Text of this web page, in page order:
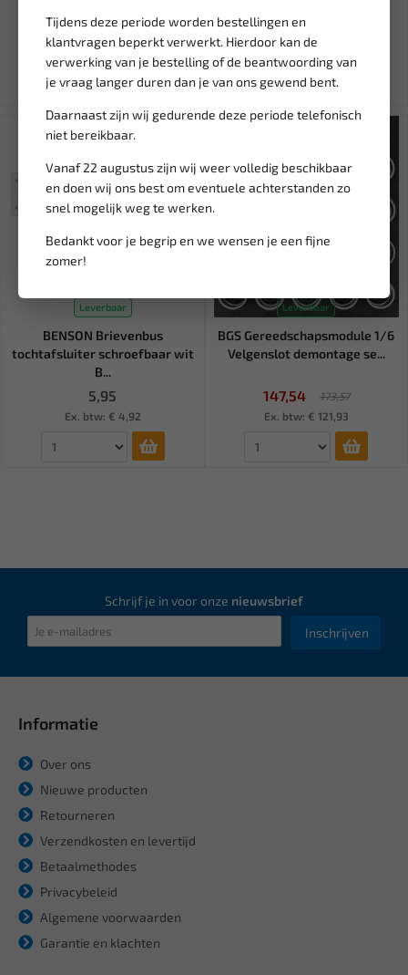
Tijdens deze periode worden bestellingen en
klantvragen beperkt verwerkt. Hierdoor kan de
verwerking van je bestelling of de beantwoording van
je vraag langer duren dan je van ons gewend bent.
Daarnaast zijn wij gedurende deze periode telefonisch
niet bereikbaar.
Vanaf 22 augustus zijn wij weer volledig beschikbaar
en doen wij ons best om eventuele achterstanden zo
snel mogelijk weg te werken.
Bedankt voor je begrip en we wensen je een fijne
zomer!
23,55
27,71
Ex. btw: € 19,47
85,10
Leverbaar
BENSON Brievenbus
tochtafsluiter schroefbaar wit
B...
5,95
Ex. btw: € 4,92
Leverbaar
BGS Gereedschapsmodule 1/6
Velgenslot demontage se...
147,54
173,57
Ex. btw: € 121,93
Schrijf je in voor onze nieuwsbrief
Inschrijven
Informatie
Over ons
Nieuwe producten
Retourneren
Verzendkosten en levertijd
Betaalmethodes
Privacybeleid
Algemene voorwaarden
Garantie en klachten